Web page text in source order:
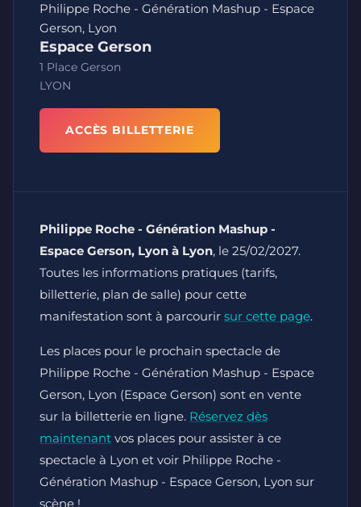
Philippe Roche - Génération Mashup - Espace
Gerson, Lyon
Espace Gerson
1 Place Gerson
LYON
ACCÈS BILLETTERIE
Philippe Roche - Génération Mashup -
Espace Gerson, Lyon à Lyon, le 25/02/2027.
Toutes les informations pratiques (tarifs,
billetterie, plan de salle) pour cette
manifestation sont à parcourir sur cette page.
Les places pour le prochain spectacle de
Philippe Roche - Génération Mashup - Espace
Gerson, Lyon (Espace Gerson) sont en vente
sur la billetterie en ligne. Réservez dès
maintenant vos places pour assister à ce
spectacle à Lyon et voir Philippe Roche -
Génération Mashup - Espace Gerson, Lyon sur
scène !